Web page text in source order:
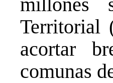
Territorial
acortar
comunas